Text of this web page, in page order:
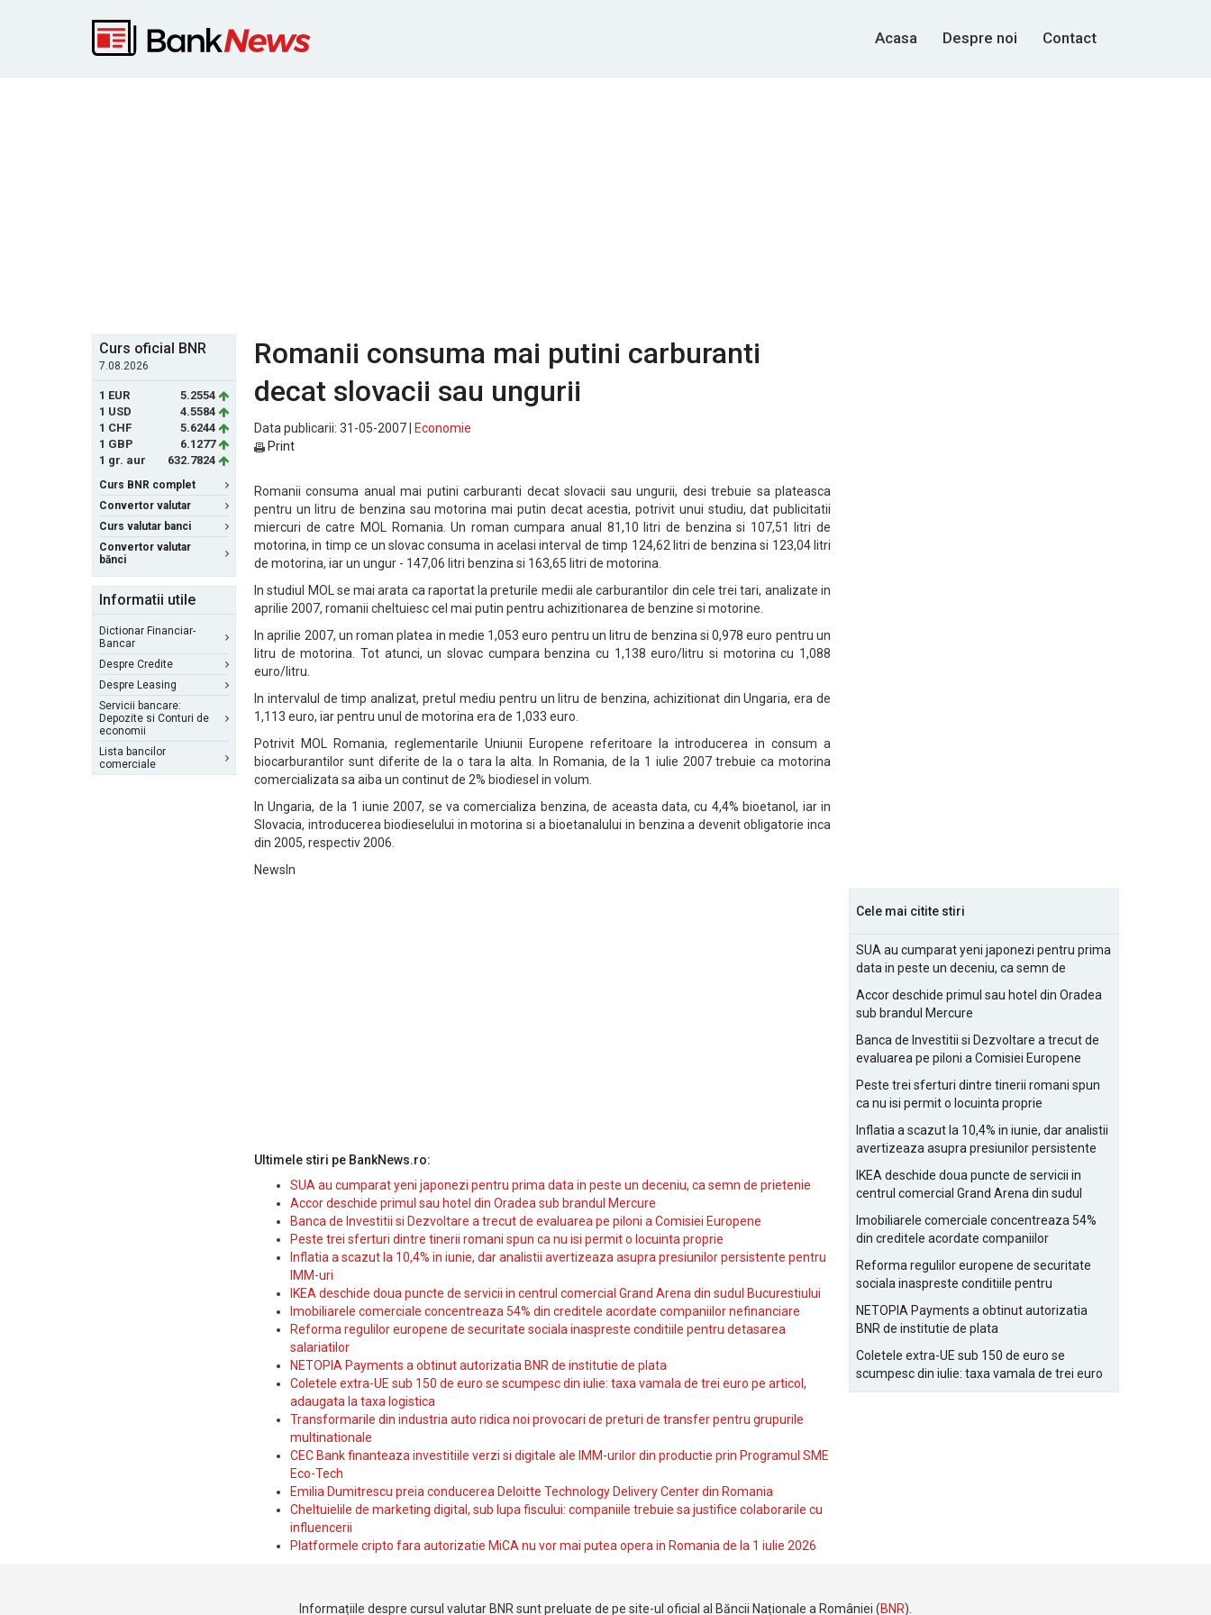
Acasa Despre noi Contact
Curs oficial BNR
7.08.2026
1 EUR
5.2554
1 USD
4.5584
1 CHF
5.6244
1 GBP
6.1277
1 gr. aur
632.7824
Curs BNR complet
Convertor valutar
Curs valutar banci
Convertor valutar
bănci
Informatii utile
Dictionar Financiar-
Bancar
Despre Credite
Despre Leasing
Servicii bancare:
Depozite si Conturi de
economii
Lista bancilor
comerciale
Romanii consuma mai putini carburanti
decat slovacii sau ungurii
Data publicarii: 31-05-2007 |
Economie
Print
Romanii consuma anual mai putini carburanti decat slovacii sau ungurii, desi trebuie sa plateasca
pentru un litru de benzina sau motorina mai putin decat acestia, potrivit unui studiu, dat publicitatii
miercuri de catre MOL Romania. Un roman cumpara anual 81,10 litri de benzina si 107,51 litri de
motorina, in timp ce un slovac consuma in acelasi interval de timp 124,62 litri de benzina si 123,04 litri
de motorina, iar un ungur - 147,06 litri benzina si 163,65 litri de motorina.
In studiul MOL se mai arata ca raportat la preturile medii ale carburantilor din cele trei tari, analizate in
aprilie 2007, romanii cheltuiesc cel mai putin pentru achizitionarea de benzine si motorine.
In aprilie 2007, un roman platea in medie 1,053 euro pentru un litru de benzina si 0,978 euro pentru un
litru de motorina. Tot atunci, un slovac cumpara benzina cu 1,138 euro/litru si motorina cu 1,088
euro/litru.
In intervalul de timp analizat, pretul mediu pentru un litru de benzina, achizitionat din Ungaria, era de
1,113 euro, iar pentru unul de motorina era de 1,033 euro.
Potrivit MOL Romania, reglementarile Uniunii Europene referitoare la introducerea in consum a
biocarburantilor sunt diferite de la o tara la alta. In Romania, de la 1 iulie 2007 trebuie ca motorina
comercializata sa aiba un continut de 2% biodiesel in volum.
In Ungaria, de la 1 iunie 2007, se va comercializa benzina, de aceasta data, cu 4,4% bioetanol, iar in
Slovacia, introducerea biodieselului in motorina si a bioetanalului in benzina a devenit obligatorie inca
din 2005, respectiv 2006.
NewsIn
Ultimele stiri pe BankNews.ro:
SUA au cumparat yeni japonezi pentru prima data in peste un deceniu, ca semn de prietenie
Accor deschide primul sau hotel din Oradea sub brandul Mercure
Banca de Investitii si Dezvoltare a trecut de evaluarea pe piloni a Comisiei Europene
Peste trei sferturi dintre tinerii romani spun ca nu isi permit o locuinta proprie
Inflatia a scazut la 10,4% in iunie, dar analistii avertizeaza asupra presiunilor persistente pentru
IMM-uri
IKEA deschide doua puncte de servicii in centrul comercial Grand Arena din sudul Bucurestiului
Imobiliarele comerciale concentreaza 54% din creditele acordate companiilor nefinanciare
Reforma regulilor europene de securitate sociala inaspreste conditiile pentru detasarea
salariatilor
NETOPIA Payments a obtinut autorizatia BNR de institutie de plata
Coletele extra-UE sub 150 de euro se scumpesc din iulie: taxa vamala de trei euro pe articol,
adaugata la taxa logistica
Transformarile din industria auto ridica noi provocari de preturi de transfer pentru grupurile
multinationale
CEC Bank finanteaza investitiile verzi si digitale ale IMM-urilor din productie prin Programul SME
Eco-Tech
Emilia Dumitrescu preia conducerea Deloitte Technology Delivery Center din Romania
Cheltuielile de marketing digital, sub lupa fiscului: companiile trebuie sa justifice colaborarile cu
influencerii
Platformele cripto fara autorizatie MiCA nu vor mai putea opera in Romania de la 1 iulie 2026
Cele mai citite stiri
SUA au cumparat yeni japonezi pentru prima
data in peste un deceniu, ca semn de
Accor deschide primul sau hotel din Oradea
sub brandul Mercure
Banca de Investitii si Dezvoltare a trecut de
evaluarea pe piloni a Comisiei Europene
Peste trei sferturi dintre tinerii romani spun
ca nu isi permit o locuinta proprie
Inflatia a scazut la 10,4% in iunie, dar analistii
avertizeaza asupra presiunilor persistente
IKEA deschide doua puncte de servicii in
centrul comercial Grand Arena din sudul
Imobiliarele comerciale concentreaza 54%
din creditele acordate companiilor
Reforma regulilor europene de securitate
sociala inaspreste conditiile pentru
NETOPIA Payments a obtinut autorizatia
BNR de institutie de plata
Coletele extra-UE sub 150 de euro se
scumpesc din iulie: taxa vamala de trei euro
pe articol, adaugata la taxa logistica
Informațiile despre cursul valutar BNR sunt preluate de pe site-ul oficial al Băncii Naționale a României (BNR).